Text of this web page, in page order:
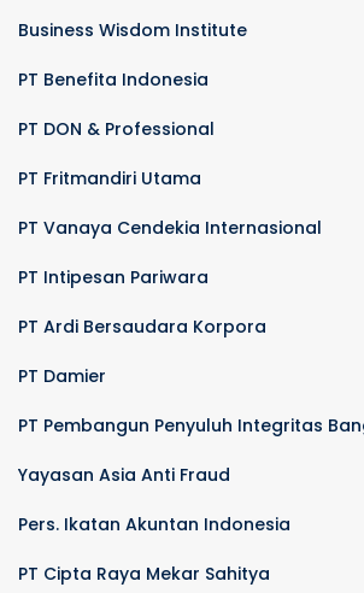
Business Wisdom Institute
PT Benefita Indonesia
PT DON & Professional
PT Fritmandiri Utama
PT Vanaya Cendekia Internasional
PT Intipesan Pariwara
PT Ardi Bersaudara Korpora
PT Damier
PT Pembangun Penyuluh Integritas
Yayasan Asia Anti Fraud
Pers. Ikatan Akuntan Indonesia
PT Cipta Raya Mekar Sahitya